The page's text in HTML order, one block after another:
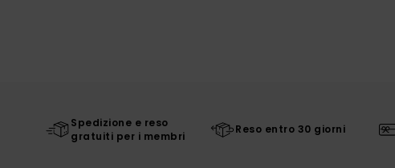
Spedizione e reso
gratuiti per i membri
Reso entro 30 giorni